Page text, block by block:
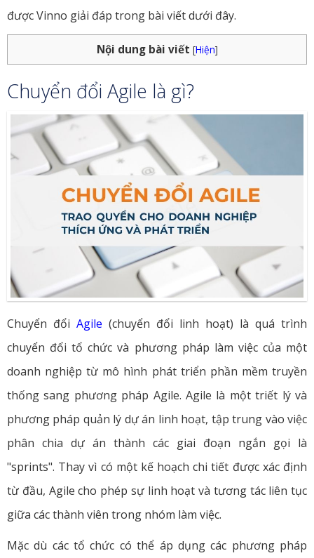
được Vinno giải đáp trong bài viết dưới đây.
Nội dung bài viết [Hiện]
Chuyển đổi Agile là gì?
Chuyển đổi Agile (chuyển đổi linh hoạt) là quá trình
chuyển đổi tổ chức và phương pháp làm việc của một
doanh nghiệp từ mô hình phát triển phần mềm truyền
thống sang phương pháp Agile. Agile là một triết lý và
phương pháp quản lý dự án linh hoạt, tập trung vào việc
phân chia dự án thành các giai đoạn ngắn gọi là
"sprints". Thay vì có một kế hoạch chi tiết được xác định
từ đầu, Agile cho phép sự linh hoạt và tương tác liên tục
giữa các thành viên trong nhóm làm việc.
Mặc dù các tổ chức có thể áp dụng các phương pháp